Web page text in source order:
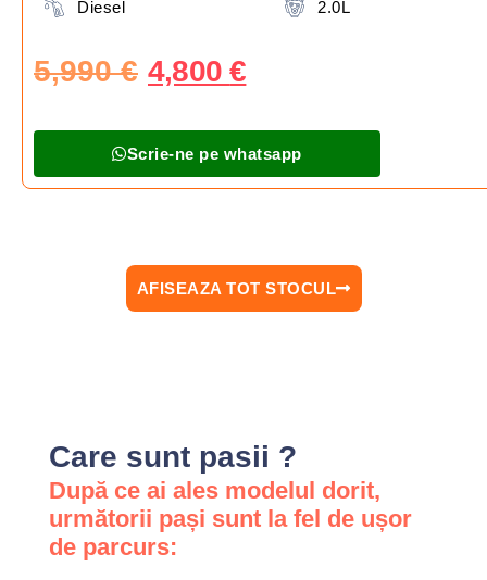
Diesel 2.0L
5,990€ 4,800€
Scrie-ne pe whatsapp
AFISEAZA TOT STOCUL
Care sunt pasii ?
După ce ai ales modelul dorit,
următorii pași sunt la fel de ușor
de parcurs: